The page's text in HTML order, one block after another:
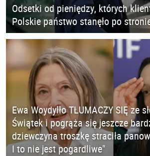
Odsetki od pieniędzy, których
Polskie państwo stanęło po
Ewa Woydyłło TŁUMACZY SIĘ ze
Świątek i pogrąża się jeszcze
dziewczyna troszkę straciła
I to nie jest pogardliwe"